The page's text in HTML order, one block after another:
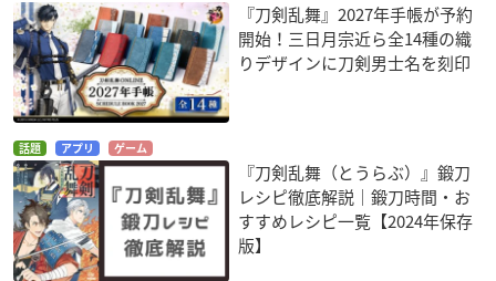
『刀剣乱舞』2027年手帳が予約
開始！三日月宗近ら全14種の織
りデザインに刀剣男士名を刻印
話題 アプリ ゲーム
『刀剣乱舞（とうらぶ）』鍛刀
レシピ徹底解説｜鍛刀時間・お
すすめレシピ一覧【2024年保存
版】